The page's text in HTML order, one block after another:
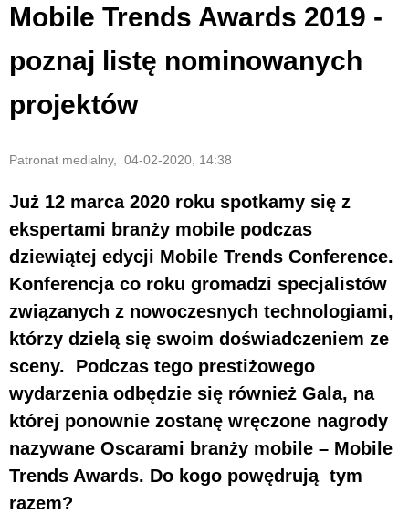
Mobile Trends Awards 2019 -
poznaj listę nominowanych
projektów
Patronat medialny, 04-02-2020, 14:38
Już 12 marca 2020 roku spotkamy się z
ekspertami branży mobile podczas
dziewiątej edycji Mobile Trends Conference.
Konferencja co roku gromadzi specjalistów
związanych z nowoczesnych technologiami,
którzy dzielą się swoim doświadczeniem ze
sceny. Podczas tego prestiżowego
wydarzenia odbędzie się również Gala, na
której ponownie zostanę wręczone nagrody
nazywane Oscarami branży mobile – Mobile
Trends Awards. Do kogo powędrują tym
razem?